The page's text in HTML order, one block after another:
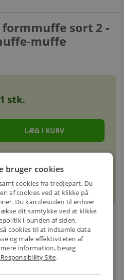
formmuffe sort 2 -
muffe
1 stk.
local_shipping
BILLIG
FRAGT
restart_alt
30 DAGES
bruger cookies
cookies fra tredjepart. Du
af cookies ved at klikke på
Du kan desuden til enhver
dit samtykke ved at klikke
i bunden af siden.
cookies til at indsamle data
og måle effektiviteten af
information, besøg
Site.